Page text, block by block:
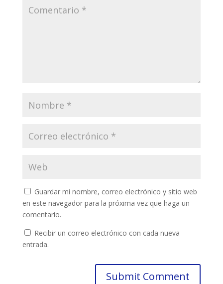
Guardar mi nombre, correo electrónico y sitio web
en este navegador para la próxima vez que haga un
comentario.
Recibir un correo electrónico con cada nueva
entrada.